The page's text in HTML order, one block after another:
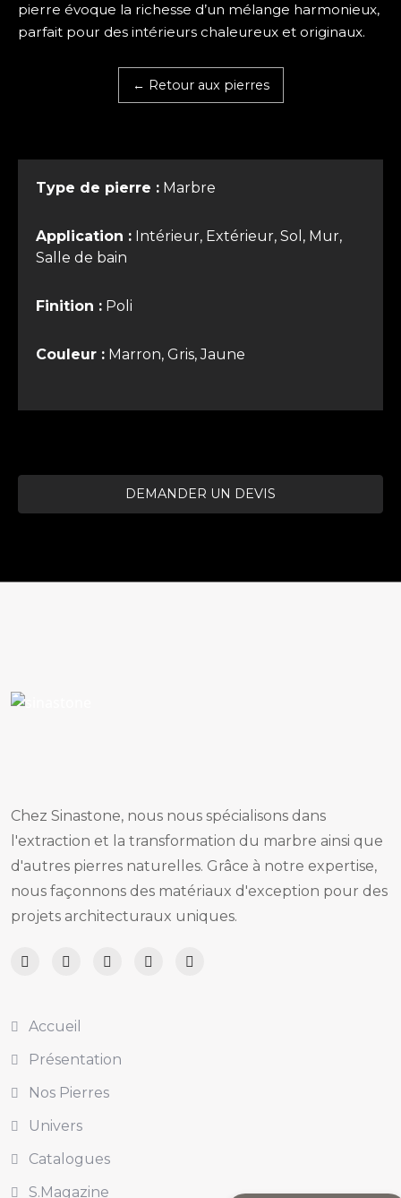
pierre évoque la richesse d’un mélange harmonieux,
parfait pour des intérieurs chaleureux et originaux.
← Retour aux pierres
Type de pierre : Marbre
Application : Intérieur, Extérieur, Sol, Mur,
Salle de bain
Finition : Poli
Couleur : Marron, Gris, Jaune
DEMANDER UN DEVIS
Chez Sinastone, nous nous spécialisons dans
l'extraction et la transformation du marbre ainsi que
d'autres pierres naturelles. Grâce à notre expertise,
nous façonnons des matériaux d'exception pour des
projets architecturaux uniques.
Accueil
Présentation
Nos Pierres
Univers
Catalogues
S.Magazine